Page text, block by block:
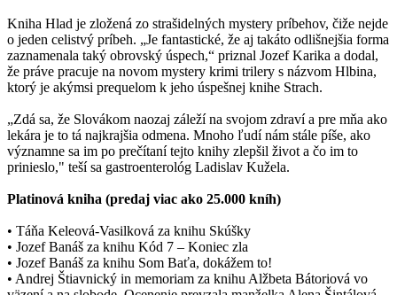
Kniha Hlad je zložená zo strašidelných mystery príbehov, čiže nejde
o jeden celistvý príbeh. „Je fantastické, že aj takáto odlišnejšia forma
zaznamenala taký obrovský úspech,“ priznal Jozef Karika a dodal,
že práve pracuje na novom mystery krimi trilery s názvom Hlbina,
ktorý je akýmsi prequelom k jeho úspešnej knihe Strach.
„Zdá sa, že Slovákom naozaj záleží na svojom zdraví a pre mňa ako
lekára je to tá najkrajšia odmena. Mnoho ľudí nám stále píše, ako
významne sa im po prečítaní tejto knihy zlepšil život a čo im to
prinieslo," teší sa gastroenterológ Ladislav Kužela.
Platinová kniha (predaj viac ako 25.000 kníh)
• Táňa Keleová-Vasilková za knihu Skúšky
• Jozef Banáš za knihu Kód 7 – Koniec zla
• Jozef Banáš za knihu Som Baťa, dokážem to!
• Andrej Štiavnický in memoriam za knihu Alžbeta Bátoriová vo